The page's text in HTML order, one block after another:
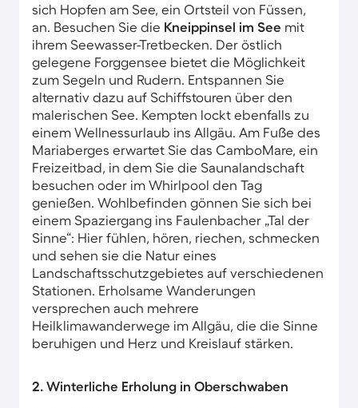
sich Hopfen am See, ein Ortsteil von Füssen,
an. Besuchen Sie die Kneippinsel im See mit
ihrem Seewasser-Tretbecken. Der östlich
gelegene Forggensee bietet die Möglichkeit
zum Segeln und Rudern. Entspannen Sie
alternativ dazu auf Schiffstouren über den
malerischen See. Kempten lockt ebenfalls zu
einem Wellnessurlaub ins Allgäu. Am Fuße des
Mariaberges erwartet Sie das CamboMare, ein
Freizeitbad, in dem Sie die Saunalandschaft
besuchen oder im Whirlpool den Tag
genießen. Wohlbefinden gönnen Sie sich bei
einem Spaziergang ins Faulenbacher „Tal der
Sinne“: Hier fühlen, hören, riechen, schmecken
und sehen sie die Natur eines
Landschaftsschutzgebietes auf verschiedenen
Stationen. Erholsame Wanderungen
versprechen auch mehrere
Heilklimawanderwege im Allgäu, die die Sinne
beruhigen und Herz und Kreislauf stärken.
2. Winterliche Erholung in Oberschwaben